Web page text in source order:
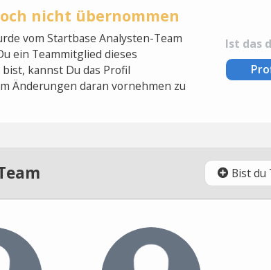
nicht übernommen
vom Startbase Analysten-Team
ein Teammitglied dieses
kannst Du das Profil
Änderungen daran vornehmen zu
Ist das
Bist du